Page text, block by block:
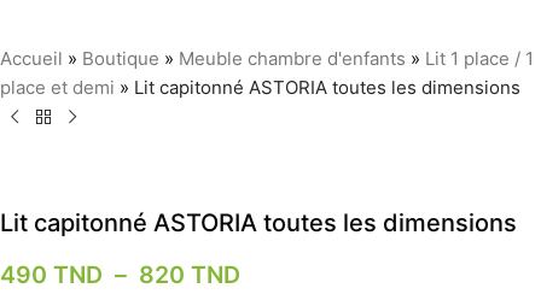
Accueil » Boutique » Meuble chambre d'enfants » Lit 1 place / 1
place et demi » Lit capitonné ASTORIA toutes les dimensions
Lit capitonné ASTORIA toutes les dimensions
490 TND – 820 TND